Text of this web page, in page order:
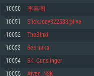
Mémoire: 4 GB
Carte graphique supportant
GeForce GTX 660. La
Connection: Connexion Internet
Disque dur: 23.1 Go (client
pas supportés)
Mémoire: 6 GB
Carte graphique: Intel Iris Pro
résolution minimale supportée
Connection: Connexion Internet
Disque dur: 62,2 Go (client
Mémoire: 4 GB
Carte graphique: NVIDIA 660
de même pour AMD (La
720p)
Connection: Connexion Internet
Disque dur: 62,2 Go (client
10050 李嘉图
10051 SlickJoey322583@live
10052 TheBinki
10053 без ника
10054 SK_Gunslinger
10055 Aiven_NSK